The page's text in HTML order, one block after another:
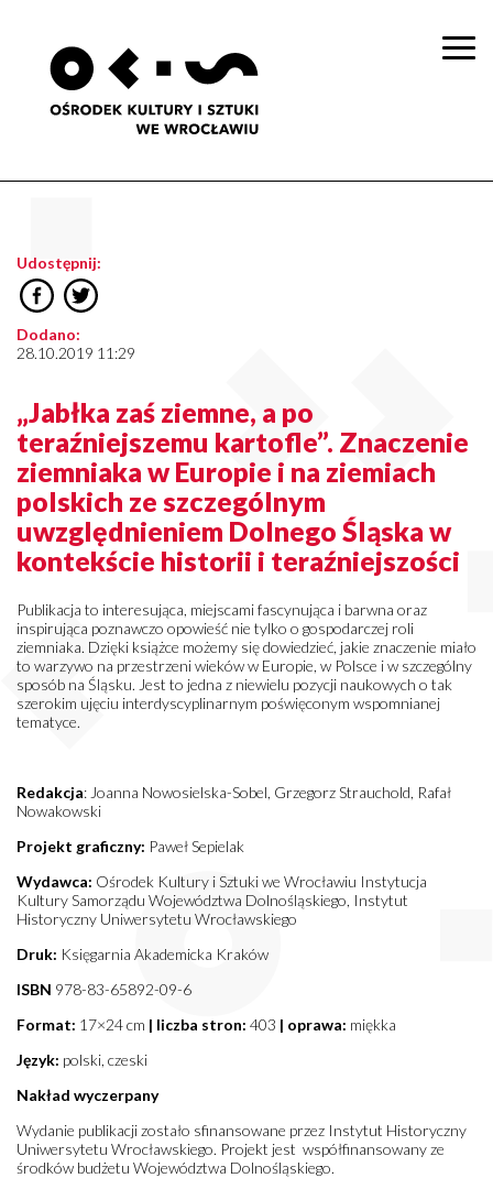
Udostępnij:
Dodano:
28.10.2019 11:29
„Jabłka zaś ziemne, a po
teraźniejszemu kartofle”. Znaczenie
ziemniaka w Europie i na ziemiach
polskich ze szczególnym
uwzględnieniem Dolnego Śląska w
kontekście historii i teraźniejszości
Publikacja to interesująca, miejscami fascynująca i barwna oraz
inspirująca poznawczo opowieść nie tylko o gospodarczej roli
ziemniaka. Dzięki książce możemy się dowiedzieć, jakie znaczenie miało
to warzywo na przestrzeni wieków w Europie, w Polsce i w szczególny
sposób na Śląsku. Jest to jedna z niewielu pozycji naukowych o tak
szerokim ujęciu interdyscyplinarnym poświęconym wspomnianej
tematyce.
Redakcja: Joanna Nowosielska-Sobel, Grzegorz Strauchold, Rafał
Nowakowski
Projekt graficzny: Paweł Sepielak
Wydawca: Ośrodek Kultury i Sztuki we Wrocławiu Instytucja
Kultury Samorządu Województwa Dolnośląskiego, Instytut
Historyczny Uniwersytetu Wrocławskiego
Druk: Księgarnia Akademicka Kraków
ISBN 978-83-65892-09-6
Format: 17×24 cm | liczba stron: 403 | oprawa: miękka
Język: polski, czeski
Nakład wyczerpany
Wydanie publikacji zostało sfinansowane przez Instytut Historyczny
Uniwersytetu Wrocławskiego. Projekt jest współfinansowany ze
środków budżetu Województwa Dolnośląskiego.